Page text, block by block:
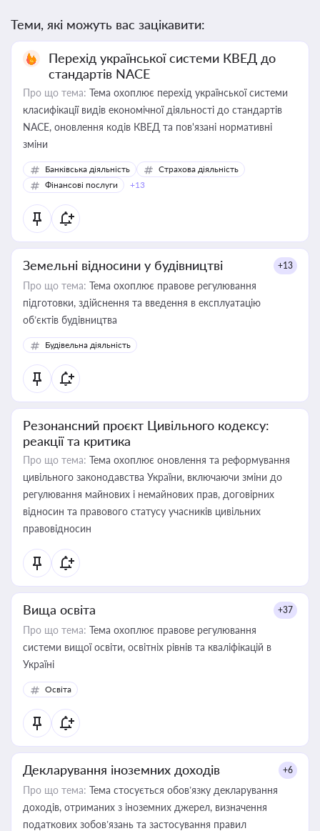
Теми, які можуть вас зацікавити:
Перехід української системи КВЕД до
стандартів NACE
Про що тема: Тема охоплює перехід української системи
класифікації видів економічної діяльності до стандартів
NACE, оновлення кодів КВЕД та пов'язані нормативні
зміни
Банківська діяльність
Страхова діяльність
Фінансові послуги
+13
Земельні відносини у будівництві +13
Про що тема: Тема охоплює правове регулювання
підготовки, здійснення та введення в експлуатацію
об’єктів будівництва
Будівельна діяльність
Резонансний проєкт Цивільного кодексу:
реакції та критика
Про що тема: Тема охоплює оновлення та реформування
цивільного законодавства України, включаючи зміни до
регулювання майнових і немайнових прав, договірних
відносин та правового статусу учасників цивільних
правовідносин
Вища освіта +37
Про що тема: Тема охоплює правове регулювання
системи вищої освіти, освітніх рівнів та кваліфікацій в
Україні
Освіта
Декларування іноземних доходів +6
Про що тема: Тема стосується обов’язку декларування
доходів, отриманих з іноземних джерел, визначення
податкових зобов’язань та застосування правил